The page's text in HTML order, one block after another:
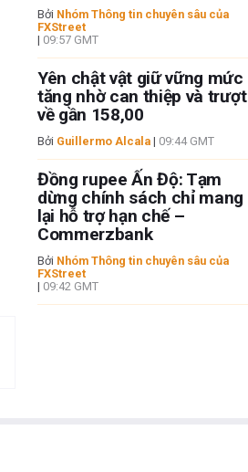
Bởi Nhóm Thông tin chuyên sâu của
FXStreet
| 09:57 GMT
Yên chật vật giữ vững mức
tăng nhờ can thiệp và trượt
về gần 158,00
Bởi Guillermo Alcala| 09:44 GMT
Đồng rupee Ấn Độ: Tạm
dừng chính sách chỉ mang
lại hỗ trợ hạn chế –
Commerzbank
Bởi Nhóm Thông tin chuyên sâu của
FXStreet
| 09:42 GMT